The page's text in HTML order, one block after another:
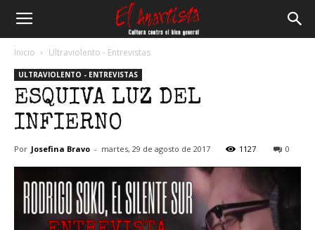
Anartista
Inicio Ultraviolento - Entrevistas
ULTRAVIOLENTO - ENTREVISTAS
ESQUIVA LUZ DEL
INFIERNO
Por Josefina Bravo - martes, 29 de agosto de 2017 1127 0